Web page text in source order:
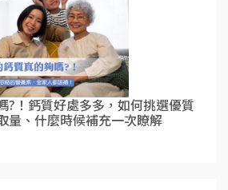
?！鈣質好處多多，如何挑選優質
量、什麼時候補充一次瞭解